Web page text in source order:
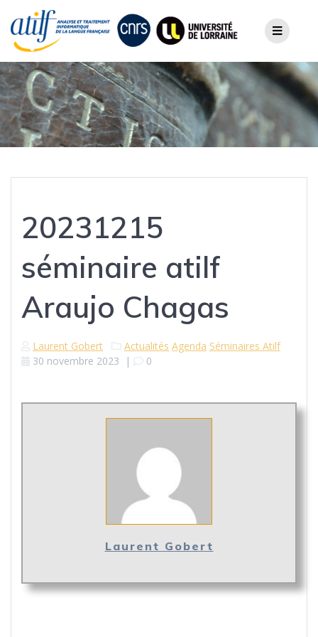
content
20231215
séminaire atilf
Araujo Chagas
Laurent Gobert Actualités Agenda Séminaires Atilf
30 novembre 2023 | 0
Laurent Gobert